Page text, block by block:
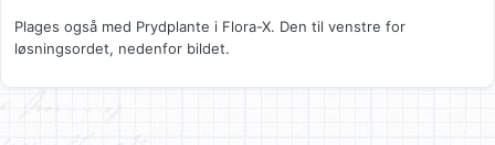
Plages også med Prydplante i Flora-X. Den til venstre for
løsningsordet, nedenfor bildet.